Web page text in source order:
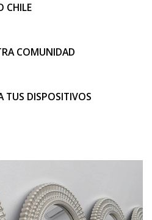
CHILE
COMUNIDAD
TUS DISPOSITIVOS